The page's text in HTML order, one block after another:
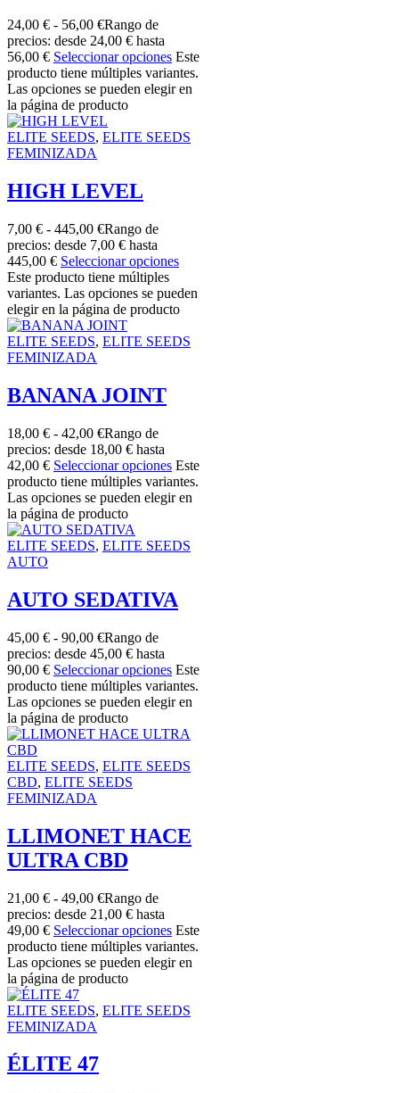
24,00 € - 56,00 €Rango de
precios: desde 24,00 € hasta
56,00 € Seleccionar opciones Este
producto tiene múltiples variantes.
Las opciones se pueden elegir en
la página de producto
ELITE SEEDS, ELITE SEEDS
FEMINIZADA
HIGH LEVEL
7,00 € - 445,00 €Rango de
precios: desde 7,00 € hasta
445,00 € Seleccionar opciones
Este producto tiene múltiples
variantes. Las opciones se pueden
elegir en la página de producto
ELITE SEEDS, ELITE SEEDS
FEMINIZADA
BANANA JOINT
18,00 € - 42,00 €Rango de
precios: desde 18,00 € hasta
42,00 € Seleccionar opciones Este
producto tiene múltiples variantes.
Las opciones se pueden elegir en
la página de producto
ELITE SEEDS, ELITE SEEDS
AUTO
AUTO SEDATIVA
45,00 € - 90,00 €Rango de
precios: desde 45,00 € hasta
90,00 € Seleccionar opciones Este
producto tiene múltiples variantes.
Las opciones se pueden elegir en
la página de producto
ELITE SEEDS, ELITE SEEDS
CBD, ELITE SEEDS
FEMINIZADA
LLIMONET HACE
ULTRA CBD
21,00 € - 49,00 €Rango de
precios: desde 21,00 € hasta
49,00 € Seleccionar opciones Este
producto tiene múltiples variantes.
Las opciones se pueden elegir en
la página de producto
ELITE SEEDS, ELITE SEEDS
FEMINIZADA
ÉLITE 47